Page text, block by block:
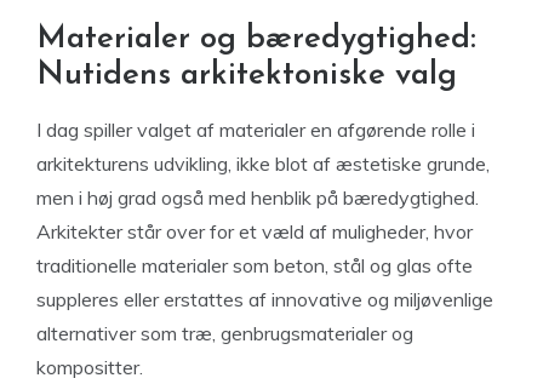
Materialer og bæredygtighed:
Nutidens arkitektoniske valg
I dag spiller valget af materialer en afgørende rolle i
arkitekturens udvikling, ikke blot af æstetiske grunde,
men i høj grad også med henblik på bæredygtighed.
Arkitekter står over for et væld af muligheder, hvor
traditionelle materialer som beton, stål og glas ofte
suppleres eller erstattes af innovative og miljøvenlige
alternativer som træ, genbrugsmaterialer og
kompositter.